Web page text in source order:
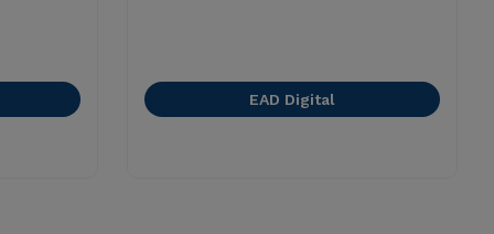
EAD Digital